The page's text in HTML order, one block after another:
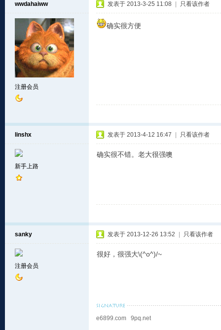
wwdahaiww
注册会员
发表于 2013-3-25 11:08 只看该作者
确实很方便
linshx
新手上路
发表于 2013-4-12 16:47 只看该作者
确实很不错。老大很强噢
sanky
注册会员
发表于 2013-12-26 13:52 只看该作者
很好，很强大\(^o^)/~
e6899.com 9pq.net